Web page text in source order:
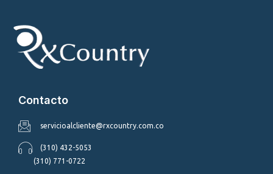
Contacto
servicioalcliente@rxcountry.com.co
(310) 432-5053
(310) 771-0722